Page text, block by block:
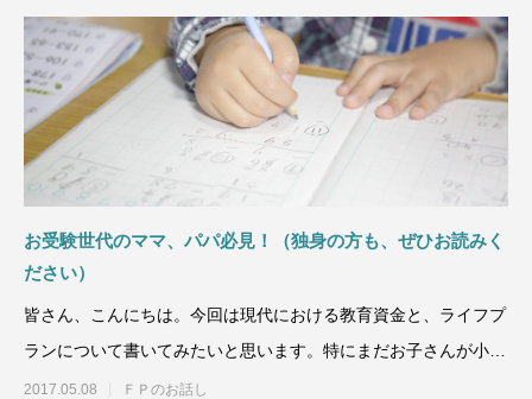
お受験世代のママ、パパ必見！（独身の方も、ぜひお読みく
ださい）
皆さん、こんにちは。今回は現代における教育資金と、ライフプ
ランについて書いてみたいと思います。特にまだお子さんが小さ
い方、新
2017.05.08 ＦＰのお話し